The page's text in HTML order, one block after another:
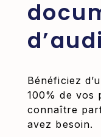
Bénéficiez
100% de vos
connaître
avez besoin.